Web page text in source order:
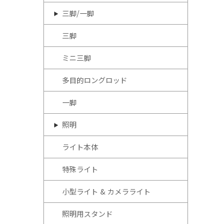
三脚/一脚
三脚
ミニ三脚
多目的ロングロッド
一脚
照明
ライト本体
特殊ライト
小型ライト & カメラライト
照明用スタンド